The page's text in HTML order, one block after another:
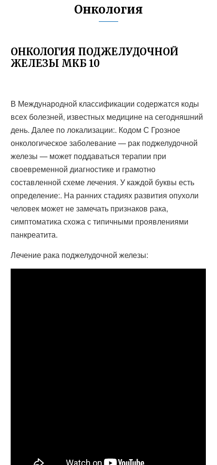
Онкология
ОНКОЛОГИЯ ПОДЖЕЛУДОЧНОЙ
ЖЕЛЕЗЫ МКБ 10
В Международной классификации содержатся коды
всех болезней, известных медицине на сегодняшний
день. Далее по локализации:. Кодом С Грозное
онкологическое заболевание — рак поджелудочной
железы — может поддаваться терапии при
своевременной диагностике и грамотно
составленной схеме лечения. У каждой буквы есть
определение:. На ранних стадиях развития опухоли
человек может не замечать признаков рака,
симптоматика схожа с типичными проявлениями
панкреатита.
Лечение рака поджелудочной железы: